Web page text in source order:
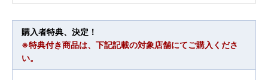
購入者特典、決定！
※特典付き商品は、下記記載の対象店舗にてご購入くださ
い。